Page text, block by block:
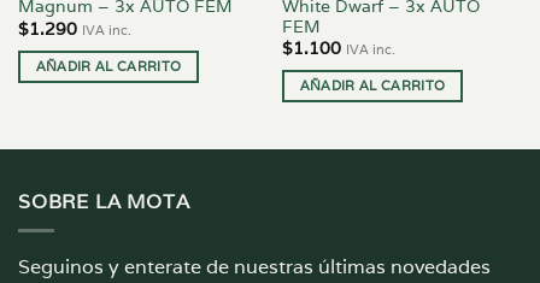
Magnum – 3x AUTO FEM
$1.290 IVA inc.
AÑADIR AL CARRITO
White Dwarf – 3x AUTO
FEM
$1.100 IVA inc.
AÑADIR AL CARRITO
SOBRE LA MOTA
Seguinos y enterate de nuestras últimas novedades